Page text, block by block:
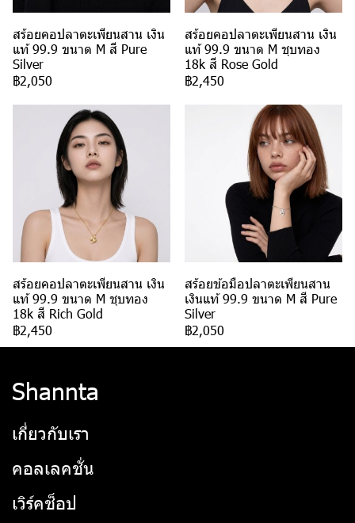
สร้อยคอปลาตะเพียนสาน เงิน
แท้ 99.9 ขนาด M สี Pure
Silver
฿2,050
สร้อยคอปลาตะเพียนสาน เงิน
แท้ 99.9 ขนาด M ชุบทอง
18k สี Rose Gold
฿2,450
สร้อยคอปลาตะเพียนสาน เงิน
แท้ 99.9 ขนาด M ชุบทอง
18k สี Rich Gold
฿2,450
สร้อยข้อมือปลาตะเพียนสาน
เงินแท้ 99.9 ขนาด M สี Pure
Silver
฿2,050
Shannta
เกี่ยวกับเรา
คอลเลคชั่น
เวิร์คช็อป